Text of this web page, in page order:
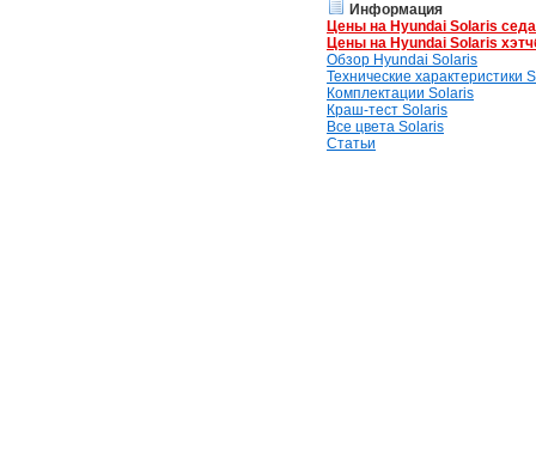
Информация
Цены на Hyundai Solaris
Цены на Hyundai Solaris
Обзор Hyundai Solaris
Технические характеристики
Комплектации Solaris
Краш-тест Solaris
Все цвета Solaris
Статьи